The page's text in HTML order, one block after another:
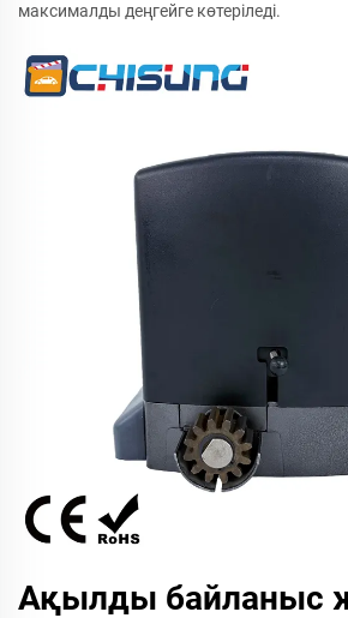
максималды деңгейге көтеріледі.
Ақылды байланыс